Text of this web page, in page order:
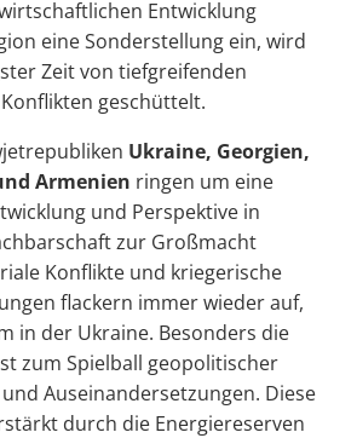
Entwicklung
eine Sonderstellung ein, wird
Zeit von tiefgreifenden
geschüttelt.
Ukraine, Georgien,
Armenien ringen um eine
und Perspektive in
zur Großmacht
Konflikte und kriegerische
flackern immer wieder auf,
in der Ukraine. Besonders die
zum Spielball geopolitischer
Auseinandersetzungen. Diese
durch die Energiereserven